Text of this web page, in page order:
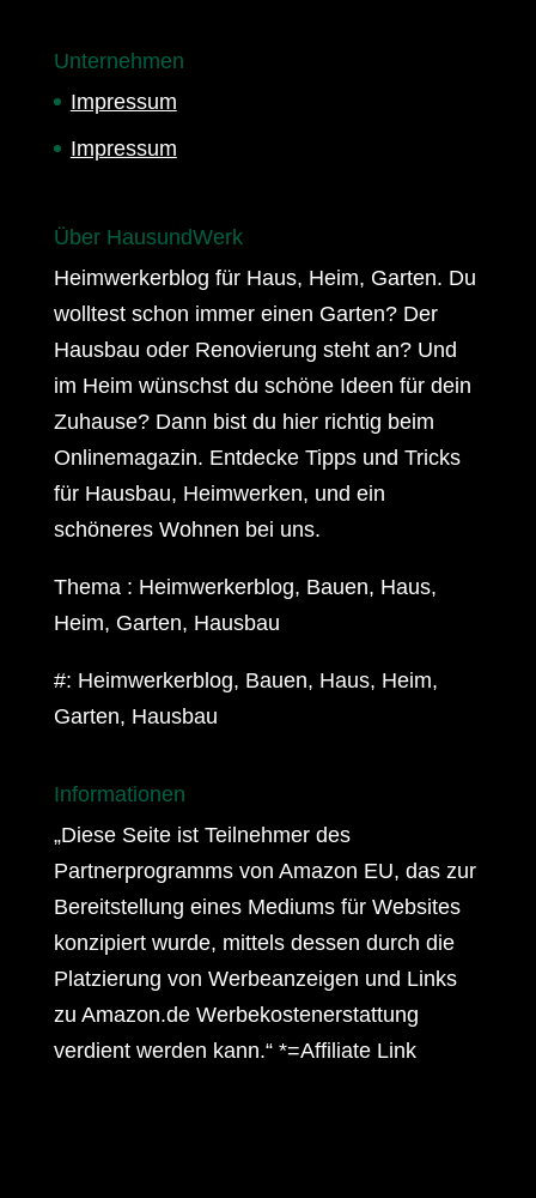
Unternehmen
Impressum
Impressum
Über HausundWerk
Heimwerkerblog für Haus, Heim, Garten. Du
wolltest schon immer einen Garten? Der
Hausbau oder Renovierung steht an? Und
im Heim wünschst du schöne Ideen für dein
Zuhause? Dann bist du hier richtig beim
Onlinemagazin. Entdecke Tipps und Tricks
für Hausbau, Heimwerken, und ein
schöneres Wohnen bei uns.
Thema : Heimwerkerblog, Bauen, Haus,
Heim, Garten, Hausbau
#: Heimwerkerblog, Bauen, Haus, Heim,
Garten, Hausbau
Informationen
„Diese Seite ist Teilnehmer des
Partnerprogramms von Amazon EU, das zur
Bereitstellung eines Mediums für Websites
konzipiert wurde, mittels dessen durch die
Platzierung von Werbeanzeigen und Links
zu Amazon.de Werbekostenerstattung
verdient werden kann.“ *=Affiliate Link